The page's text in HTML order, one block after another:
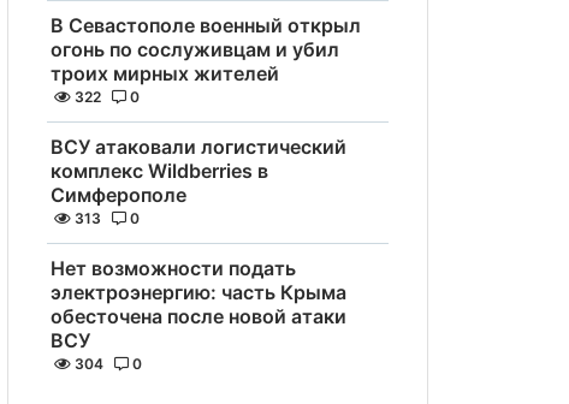
В Севастополе военный открыл
огонь по сослуживцам и убил
троих мирных жителей
322 0
ВСУ атаковали логистический
комплекс Wildberries в
Симферополе
313 0
Нет возможности подать
электроэнергию: часть Крыма
обесточена после новой атаки
ВСУ
304 0